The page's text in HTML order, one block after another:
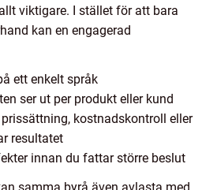
viktigare. I stället för att bara
kan en engagerad
ett enkelt språk
ser ut per produkt eller kund
kostnadskontroll eller
resultatet
innan du fattar större beslut